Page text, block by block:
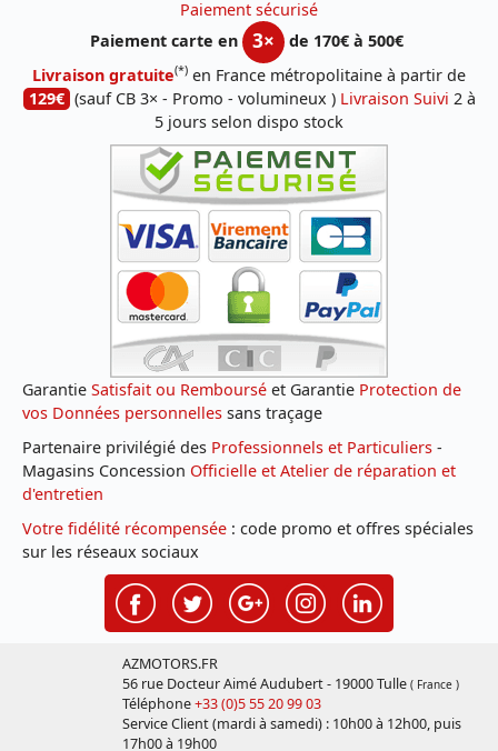
Paiement sécurisé
Paiement carte en
3×
de 170€ à 500€
Livraison gratuite(*) en France métropolitaine à partir de
129€ (sauf CB 3× - Promo - volumineux ) Livraison Suivi 2 à
5 jours selon dispo stock
Garantie Satisfait ou Remboursé et Garantie Protection de
vos Données personnelles sans traçage
Partenaire privilégié des Professionnels et Particuliers -
Magasins Concession Officielle et Atelier de réparation et
d'entretien
Votre fidélité récompensée : code promo et offres spéciales
sur les réseaux sociaux
AZMOTORS.FR
56 rue Docteur Aimé Audubert - 19000 Tulle ( France )
Téléphone+33 (0)5 55 20 99 03
Service Client (mardi à samedi) : 10h00 à 12h00, puis
17h00 à 19h00